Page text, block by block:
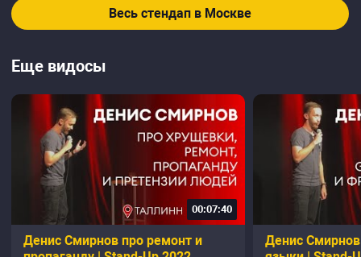
Весь стендап в Москве
Еще видосы
00:07:40
Денис Смирнов про ремонт и
Денис